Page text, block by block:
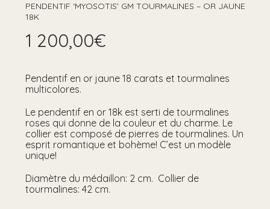
PENDENTIF ‘MYOSOTIS’ GM TOURMALINES – OR JAUNE
18K
1 200,00€
Pendentif en or jaune 18 carats et tourmalines
multicolores.
Le pendentif en or 18k est serti de tourmalines
roses qui donne de la couleur et du charme. Le
collier est composé de pierres de tourmalines. Un
esprit romantique et bohème! C’est un modèle
unique!
Diamètre du médaillon: 2 cm. Collier de
tourmalines: 42 cm.